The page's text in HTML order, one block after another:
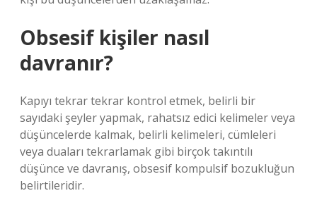
Obsesif kişiler nasıl
davranır?
Kapıyı tekrar tekrar kontrol etmek, belirli bir
sayıdaki şeyler yapmak, rahatsız edici kelimeler veya
düşüncelerde kalmak, belirli kelimeleri, cümleleri
veya duaları tekrarlamak gibi birçok takıntılı
düşünce ve davranış, obsesif kompulsif bozukluğun
belirtileridir.